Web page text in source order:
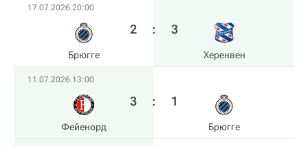
17.07.2026 20:00
Брюгге
2 : 3
Херенвен
11.07.2026 13:00
Фейенорд
3 : 1
Брюгге